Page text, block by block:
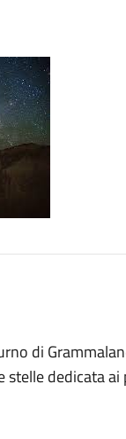
di
dedicata